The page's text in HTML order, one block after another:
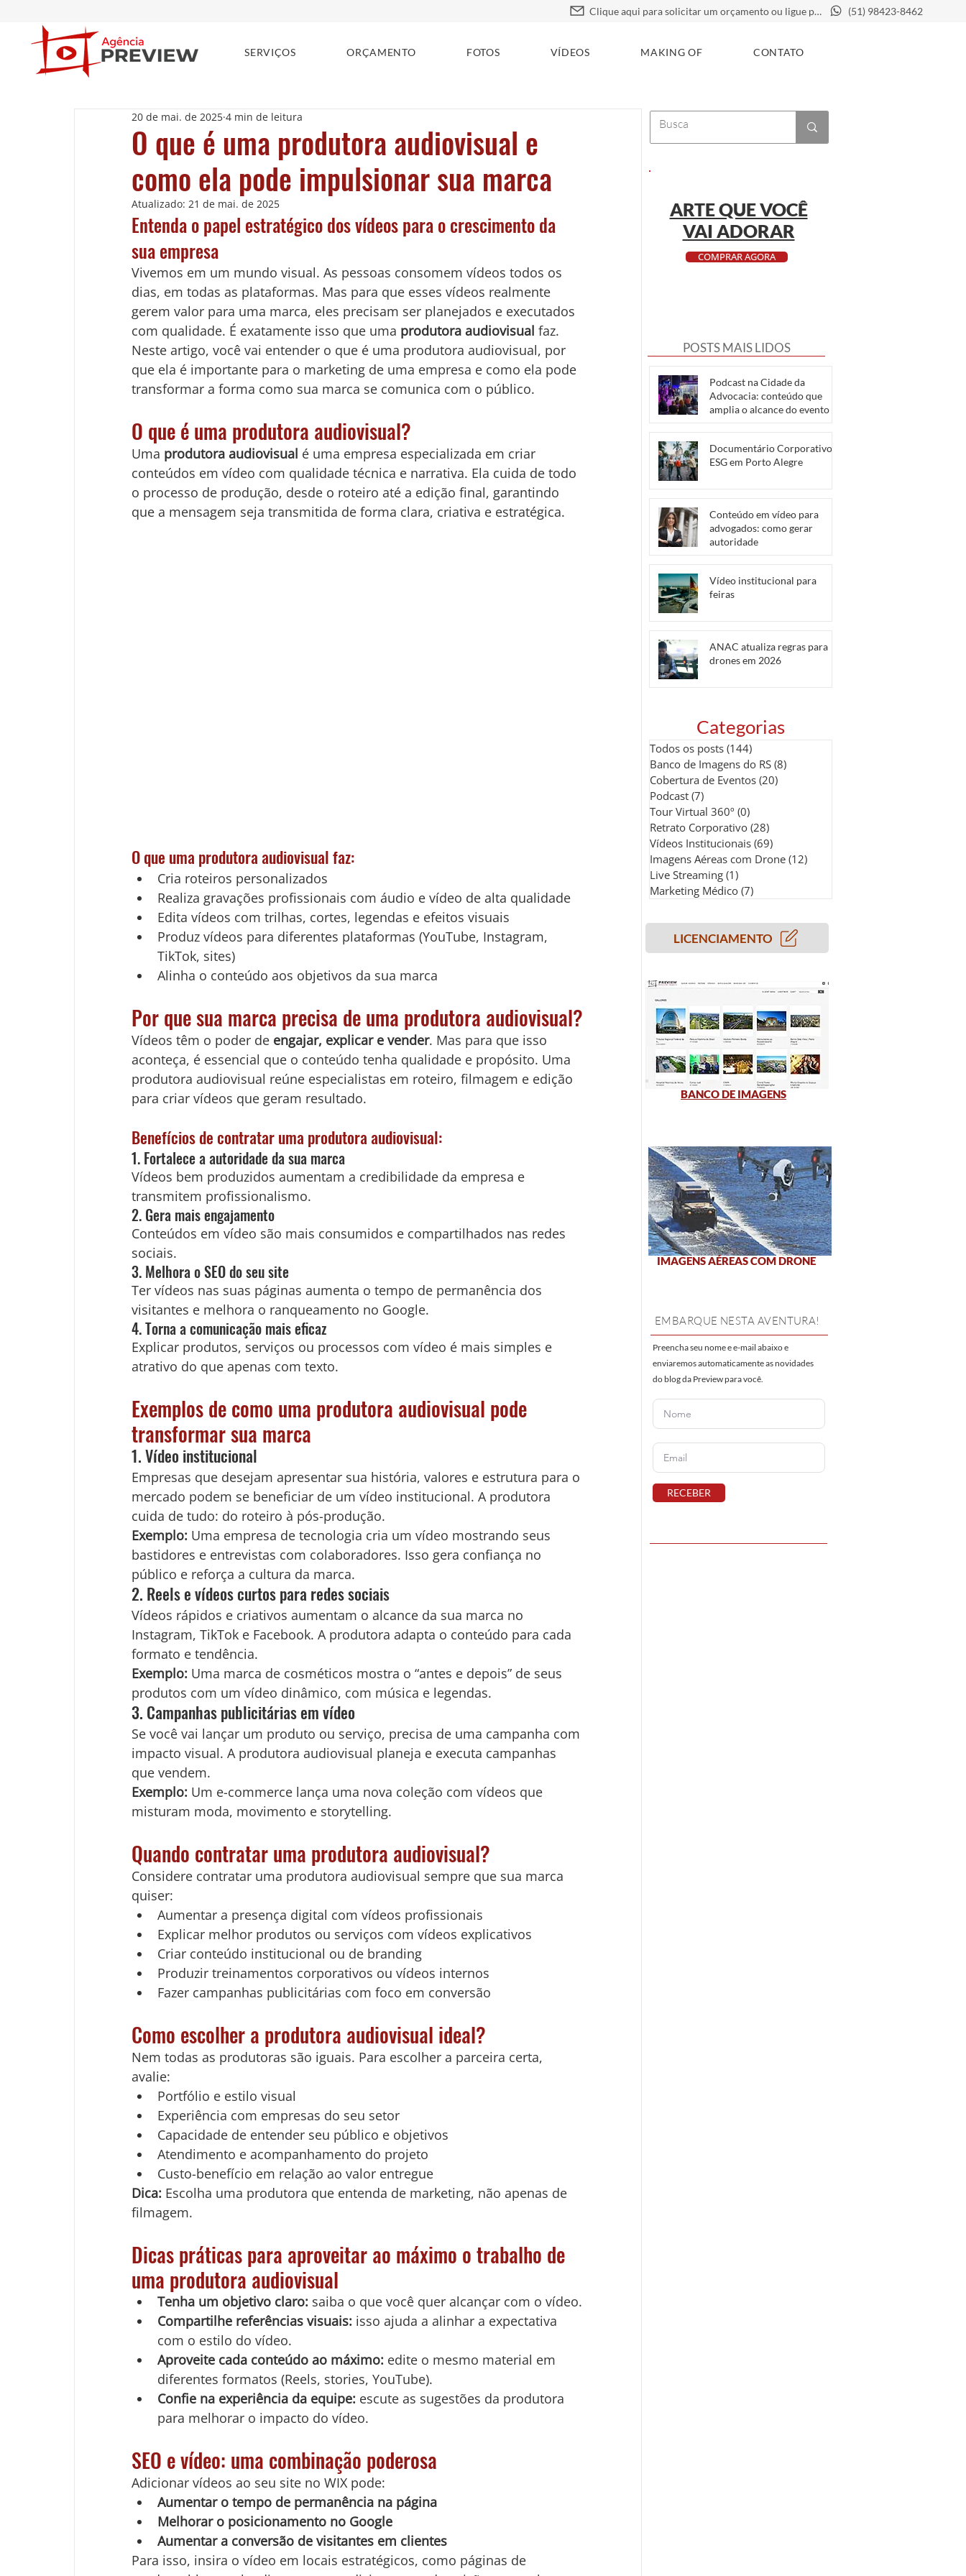
Clique aqui para solicitar um orçamento ou ligue para (51) 98423-8462
SERVIÇOS ORÇAMENTO FOTOS VÍDEOS MAKING OF CONTATO
O que é uma produtora audiovisual e
como ela pode impulsionar sua marca
20 de mai. de 2025 4 min de leitura
Atualizado: 21 de mai. de 2025
Entenda o papel estratégico dos vídeos para o crescimento da
sua empresa
Vivemos em um mundo visual. As pessoas consomem vídeos todos os
dias, em todas as plataformas. Mas para que esses vídeos realmente
gerem valor para uma marca, eles precisam ser planejados e executados
com qualidade. É exatamente isso que uma produtora audiovisual faz.
Neste artigo, você vai entender o que é uma produtora audiovisual, por
que ela é importante para o marketing de uma empresa e como ela pode
transformar a forma como sua marca se comunica com o público.
O que é uma produtora audiovisual?
Uma produtora audiovisual é uma empresa especializada em criar
conteúdos em vídeo com qualidade técnica e narrativa. Ela cuida de todo
o processo de produção, desde o roteiro até a edição final, garantindo
que a mensagem seja transmitida de forma clara, criativa e estratégica.
O que uma produtora audiovisual faz:
Cria roteiros personalizados
Realiza gravações profissionais com áudio e vídeo de alta qualidade
Edita vídeos com trilhas, cortes, legendas e efeitos visuais
Produz vídeos para diferentes plataformas (YouTube, Instagram,
TikTok, sites)
Alinha o conteúdo aos objetivos da sua marca
Por que sua marca precisa de uma produtora audiovisual?
Vídeos têm o poder de engajar, explicar e vender. Mas para que isso
aconteça, é essencial que o conteúdo tenha qualidade e propósito. Uma
produtora audiovisual reúne especialistas em roteiro, filmagem e edição
para criar vídeos que geram resultado.
Benefícios de contratar uma produtora audiovisual:
1. Fortalece a autoridade da sua marca
Vídeos bem produzidos aumentam a credibilidade da empresa e
transmitem profissionalismo.
2. Gera mais engajamento
Conteúdos em vídeo são mais consumidos e compartilhados nas redes
sociais.
3. Melhora o SEO do seu site
Ter vídeos nas suas páginas aumenta o tempo de permanência dos
visitantes e melhora o ranqueamento no Google.
4. Torna a comunicação mais eficaz
Explicar produtos, serviços ou processos com vídeo é mais simples e
atrativo do que apenas com texto.
Exemplos de como uma produtora audiovisual pode
transformar sua marca
1. Vídeo institucional
Empresas que desejam apresentar sua história, valores e estrutura para o
mercado podem se beneficiar de um vídeo institucional. A produtora
cuida de tudo: do roteiro à pós-produção.
Exemplo: Uma empresa de tecnologia cria um vídeo mostrando seus
bastidores e entrevistas com colaboradores. Isso gera confiança no
público e reforça a cultura da marca.
2. Reels e vídeos curtos para redes sociais
Vídeos rápidos e criativos aumentam o alcance da sua marca no
Instagram, TikTok e Facebook. A produtora adapta o conteúdo para cada
formato e tendência.
Exemplo: Uma marca de cosméticos mostra o “antes e depois” de seus
produtos com um vídeo dinâmico, com música e legendas.
3. Campanhas publicitárias em vídeo
Se você vai lançar um produto ou serviço, precisa de uma campanha com
impacto visual. A produtora audiovisual planeja e executa campanhas
que vendem.
Exemplo: Um e-commerce lança uma nova coleção com vídeos que
misturam moda, movimento e storytelling.
Quando contratar uma produtora audiovisual?
Considere contratar uma produtora audiovisual sempre que sua marca
quiser:
Aumentar a presença digital com vídeos profissionais
Explicar melhor produtos ou serviços com vídeos explicativos
Criar conteúdo institucional ou de branding
Produzir treinamentos corporativos ou vídeos internos
Fazer campanhas publicitárias com foco em conversão
Como escolher a produtora audiovisual ideal?
Nem todas as produtoras são iguais. Para escolher a parceira certa,
avalie:
Portfólio e estilo visual
Experiência com empresas do seu setor
Capacidade de entender seu público e objetivos
Atendimento e acompanhamento do projeto
Custo-benefício em relação ao valor entregue
Dica: Escolha uma produtora que entenda de marketing, não apenas de
filmagem.
Dicas práticas para aproveitar ao máximo o trabalho de
uma produtora audiovisual
Tenha um objetivo claro: saiba o que você quer alcançar com o vídeo.
Compartilhe referências visuais: isso ajuda a alinhar a expectativa
com o estilo do vídeo.
Aproveite cada conteúdo ao máximo: edite o mesmo material em
diferentes formatos (Reels, stories, YouTube).
Confie na experiência da equipe: escute as sugestões da produtora
para melhorar o impacto do vídeo.
SEO e vídeo: uma combinação poderosa
Adicionar vídeos ao seu site no WIX pode:
Aumentar o tempo de permanência na página
Melhorar o posicionamento no Google
Aumentar a conversão de visitantes em clientes
Para isso, insira o vídeo em locais estratégicos, como páginas de
ARTE QUE VOCÊ
VAI ADORAR
COMPRAR AGORA
POSTS MAIS LIDOS
Podcast na Cidade da
Advocacia: conteúdo que
amplia o alcance do evento
Documentário Corporativo e
ESG em Porto Alegre
Conteúdo em vídeo para
advogados: como gerar
autoridade
Vídeo institucional para
feiras
ANAC atualiza regras para
drones em 2026
Categorias
Todos os posts (144)
Banco de Imagens do RS (8)
Cobertura de Eventos (20)
Podcast (7)
Tour Virtual 360º (0)
Retrato Corporativo (28)
Vídeos Institucionais (69)
Imagens Aéreas com Drone (12)
Live Streaming (1)
Marketing Médico (7)
LICENCIAMENTO
BANCO DE IMAGENS
IMAGENS AÉREAS COM DRONE
EMBARQUE NESTA AVENTURA!
Preencha seu nome e e-mail abaixo e
enviaremos automaticamente as novidades
do blog da Preview para você.
RECEBER